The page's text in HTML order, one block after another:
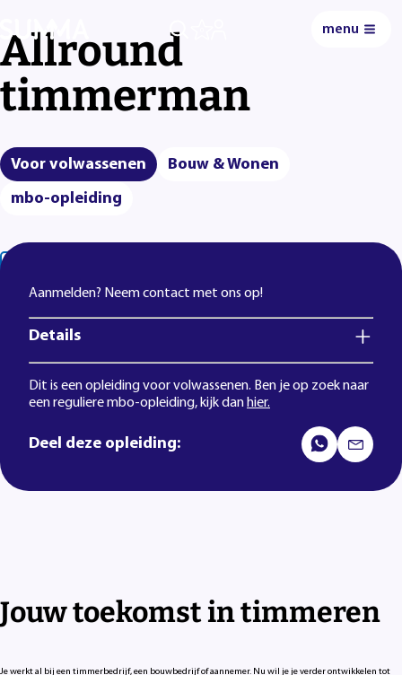
menu
Allround
timmerman
Voor volwassenen
Bouw & Wonen
mbo-opleiding
Jouw toekomst in timmeren
Je werkt al bij een timmerbedrijf, een bouwbedrijf of aannemer. Nu wil je je verder ontwikkelen tot
Aanmelden? Neem contact met ons op!
Details
Dit is een opleiding voor volwassenen. Ben je op zoek naar
een reguliere mbo-opleiding, kijk danhier.
Deel deze opleiding: